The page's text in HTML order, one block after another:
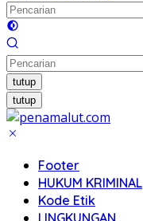
tutup
tutup
Footer
HUKUM KRIMINAL
Kode Etik
LINGKUNGAN